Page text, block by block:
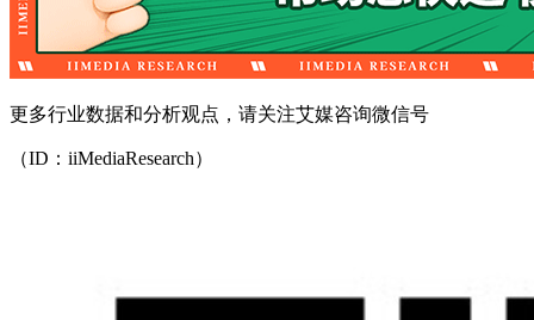
更多行业数据和分析观点，请关注艾媒咨询微信号
（ID：iiMediaResearch）